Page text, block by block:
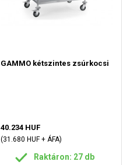
GAMMO kétszintes zsúrkocsi
40.234 HUF
(31.680 HUF + ÁFA)
Raktáron: 27 db